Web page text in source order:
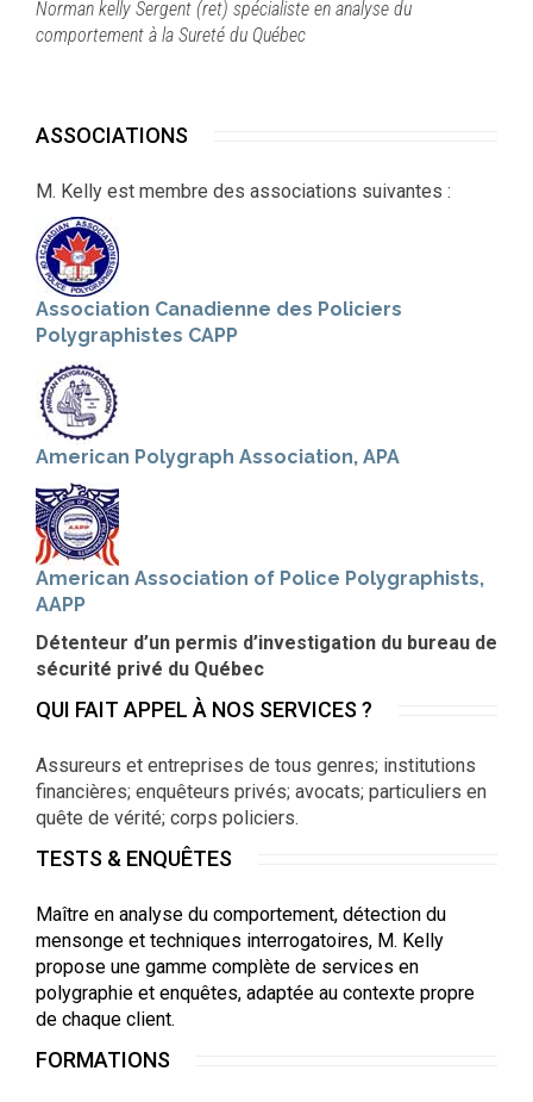
Norman kelly Sergent (ret) spécialiste en analyse du
comportement à la Sureté du Québec
ASSOCIATIONS
M. Kelly est membre des associations suivantes :
Association Canadienne des Policiers
Polygraphistes CAPP
American Polygraph Association, APA
American Association of Police Polygraphists,
AAPP
Détenteur d’un permis d’investigation du bureau de
sécurité privé du Québec
QUI FAIT APPEL À NOS SERVICES ?
Assureurs et entreprises de tous genres; institutions
financières; enquêteurs privés; avocats; particuliers en
quête de vérité; corps policiers.
TESTS & ENQUÊTES
Maître en analyse du comportement, détection du
mensonge et techniques interrogatoires, M. Kelly
propose une gamme complète de services en
polygraphie et enquêtes, adaptée au contexte propre
de chaque client.
FORMATIONS